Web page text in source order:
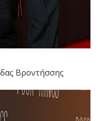
Βροντήσσης